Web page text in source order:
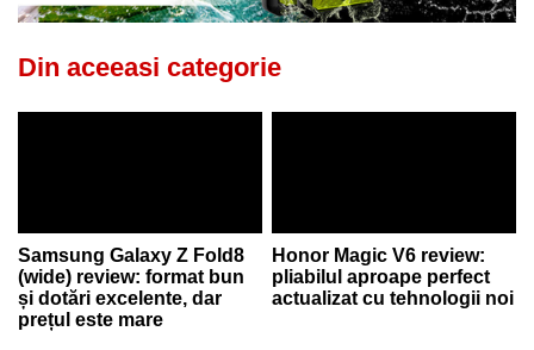
Din aceeasi categorie
Samsung Galaxy Z Fold8
(wide) review: format bun
și dotări excelente, dar
prețul este mare
Honor Magic V6 review:
pliabilul aproape perfect
actualizat cu tehnologii noi